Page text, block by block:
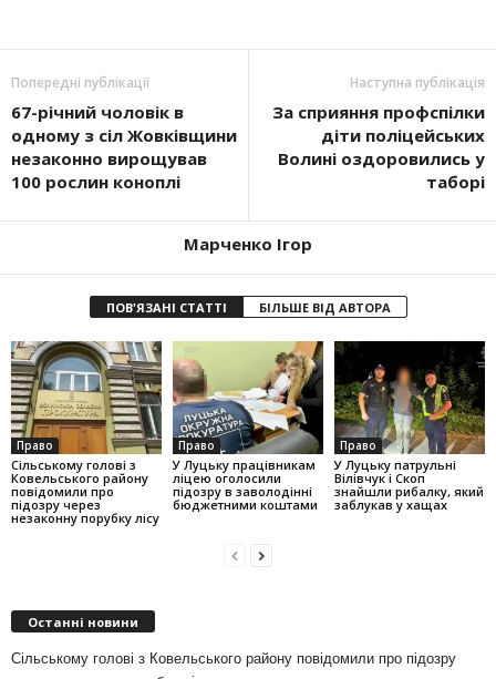
Попередні публікації
67-річний чоловік в
одному з сіл Жовківщини
незаконно вирощував
100 рослин коноплі
Наступна публікація
За сприяння профспілки
діти поліцейських
Волині оздоровились у
таборі
Марченко Ігор
ПОВ'ЯЗАНІ СТАТТІ БІЛЬШЕ ВІД АВТОРА
Право
Сільському голові з
Ковельського району
повідомили про
підозру через
незаконну порубку лісу
Право
У Луцьку працівникам
ліцею оголосили
підозру в заволодінні
бюджетними коштами
Право
У Луцьку патрульні
Вілівчук і Скоп
знайшли рибалку, який
заблукав у хащах
Останні новини
Сільському голові з Ковельського району повідомили про підозру